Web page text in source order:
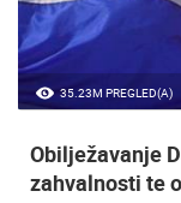
35.23M PREGLED(A)
Obilježavanje
zahvalnosti te